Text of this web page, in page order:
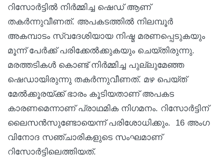
റിസോര്‍ട്ടില്‍ നിര്‍മ്മിച്ച ഷെഡ് ആണ്
തകര്‍ന്നുവീണത്. അപകടത്തില്‍ നിലമ്പൂര്‍
അകമ്പാടം സ്വദേശിയായ നിഷ്മ മരണപ്പെടുകയും
മൂന്ന് പേര്‍ക്ക് പരിക്കേല്‍ക്കുകയും ചെയ്തിരുന്നു.
മരത്തടികള്‍ കൊണ്ട് നിര്‍മ്മിച്ച പുല്ലുമേഞ്ഞ
ഷെഡായിരുന്നു തകര്‍ന്നുവീണത്. മഴ പെയ്ത്
മേല്‍ക്കൂരയ്ക്ക് ഭാരം കൂടിയതാണ് അപകട
കാരണമെന്നാണ് പ്രാഥമിക നിഗമനം. റിസോര്‍ട്ടിന്
ലൈസന്‍സുണ്ടോയെന്ന് പരിശോധിക്കും. 16 അംഗ
വിനോദ സഞ്ചാരികളുടെ സംഘമാണ്
റിസോര്‍ട്ടിലെത്തിയത്.